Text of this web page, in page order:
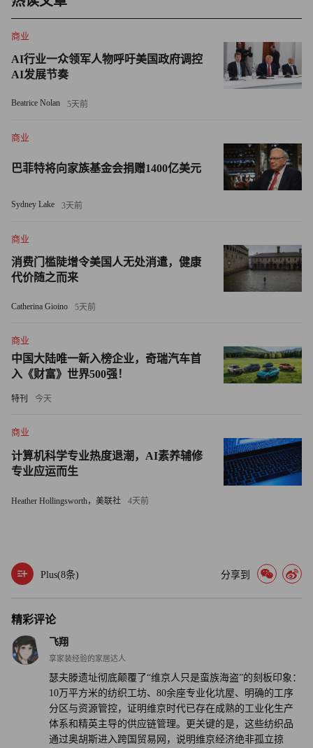
济、文化与政治结构的“又一块拼图”。
维京时期，如今的奥胡斯当时名为“阿罗斯”，是王室据点与
国际贸易枢纽。去年，考古学家在距此地仅4公里（2.5英
里）的利斯贝格发现了另一处维京遗址，据推测曾为贵族宅
邸。
安德森表示，商品和原料很可能先从瑟夫滕等乡村和聚落运
来，再流入庞大的国际贸易网络。
森说道。
雷尔-朗伯格希望，后续的碳测年与花粉分析能解答诸多疑
期被称为“维京人”的诺曼人在欧洲开展大规模劫掠、殖民、
征服与贸易活动，足迹甚至远达北美。
安德森表示，瑟夫滕的发现表明，维京人“并非在欧洲各地
“要支撑瑟夫滕这样的生产基地，必须有高度组织化的社会
体系与生产线，同时也需广阔市场消化产能，”他表示，“瑟
夫滕生产的纺织品，外销市场远不止本地。”（财富中文
网）
商业
AI行业一众领军人物呼吁美国政府调控
AI发展节奏
Beatrice Nolan 5天前
商业
巴菲特将向家族基金会捐赠1400亿美元
Sydney Lake 3天前
商业
消费门槛陡增令美国人无处消遣，健康
代价随之而来
Catherina Gioino 5天前
商业
中国大陆唯一新入榜企业，奇瑞汽车首
入《财富》世界500强！
特刊 今天
商业
计算机科学专业热度退潮，AI素养辅修
专业应运而生
Heather Hollingsworth，美联社 4天前
Plus(8条) 分享到
精彩评论
飞翔
享家装经验的家居达人
瑟夫滕遗址彻底颠覆了“维京人只是蛮族海盗”的刻板印象：
10万平方米的纺织工坊、80余座专业化坑屋、明确的工序
分区与资源管控，证明维京时代已存在成熟的工业化生产
体系和精英主导的供应链管理。更关键的是，这些纺织品
通过奥胡斯进入跨国贸易网，说明维京经济绝非孤立掠